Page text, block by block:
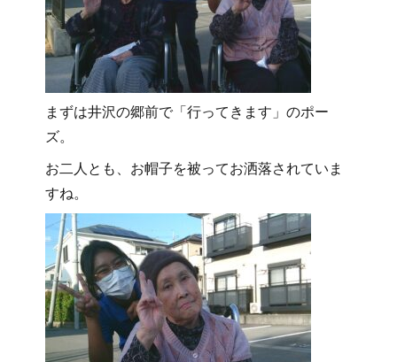
まずは井沢の郷前で「行ってきます」のポー
ズ。
お二人とも、お帽子を被ってお洒落されていま
すね。